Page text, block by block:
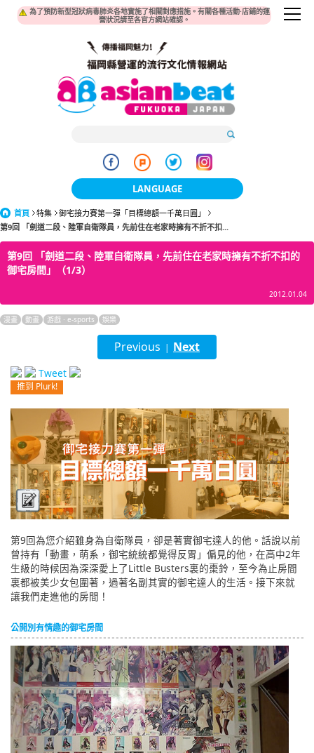
為了預防新型冠狀病毒肺炎各地實施了相關對應措施。有關各種活動·店鋪的運
營狀況請至各官方網站確認。
LANGUAGE
日本語
한국어
ภาษาไทย
Bahasa Indonesia
首頁 特集
御宅接力賽第一彈「目標總額一千萬日圓」
第9回 「劍道二段、陸軍自衛隊員，先前住在老家時擁有不折不扣...
第9回 「劍道二段、陸軍自衛隊員，先前住在老家時擁有不折不扣的
御宅房間」（1/3）
2012.01.04
漫畫 動畫 游戲 · e-sports 娛樂
Previous | Next
Tweet
推到 Plurk!
第9回為您介紹雖身為自衛隊員，卻是著實御宅達人的他。話說以前
曾持有「動畫，萌系，御宅統統都覺得反胃」偏見的他，在高中2年
生級的時候因為深深愛上了Little Busters裏的棗鈴，至今為止房間
裏都被美少女包圍著，過著名副其實的御宅達人的生活。接下來就
讓我們走進他的房間！
公開別有情趣的御宅房間